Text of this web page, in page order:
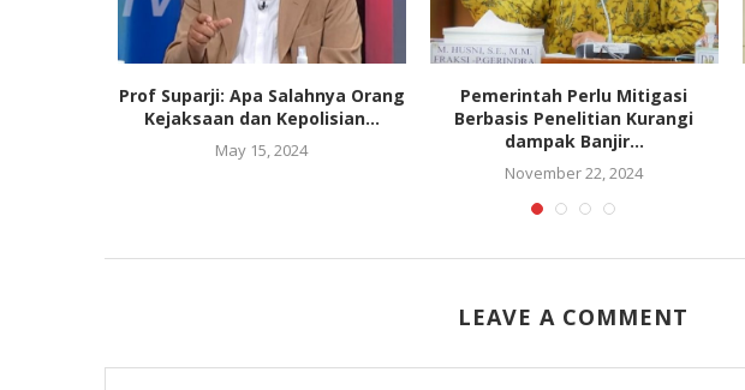
Prof Suparji: Apa Salahnya Orang
Kejaksaan dan Kepolisian...
May 15, 2024
Pemerintah Perlu Mitigasi
Berbasis Penelitian Kurangi
dampak Banjir...
November 22, 2024
LEAVE A COMMENT